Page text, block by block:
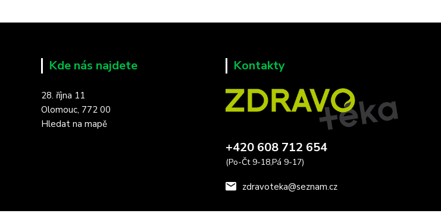
Kde nás najdete
28. října 11
Olomouc, 772 00
Hledat na mapě
Kontakty
+420 608 712 654
(Po-Čt 9-18,Pá 9-17)
zdravoteka@seznam.cz